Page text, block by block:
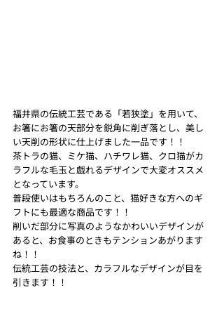
福井県の伝統工芸である「若狭塗」を用いて、
お箸にお箸の天部分を鋭角に削ぎ落とし、美し
い天削の形状に仕上げました一品です！！
茶トラの猫、ミケ猫、ハチワレ猫、クロ猫がカ
ラフルな毛玉と戯れるデザインで大変オススメ
となっています。
普段使いはもちろんのこと、猫好きな方へのギ
フトにも最適な商品です！！
削いだ部分に写真のようなかわいいデザインが
あると、お食事のときもテンションあがります
ね！！
伝統工芸の技法と、カラフルなデザインが目を
引きます！！